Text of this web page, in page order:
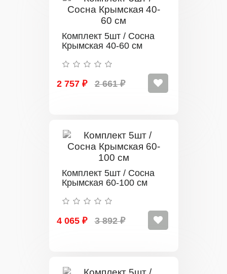
Комплект 5шт / Сосна
Крымская 40-60 см
2 757 ₽ 2 661 ₽
Комплект 5шт / Сосна
Крымская 60-100 см
4 065 ₽ 3 892 ₽